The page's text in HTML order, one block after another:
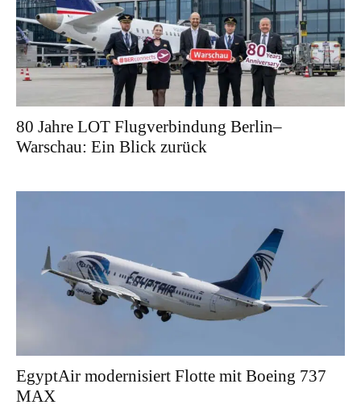
80 Jahre LOT Flugverbindung Berlin–
Warschau: Ein Blick zurück
EgyptAir modernisiert Flotte mit Boeing 737
MAX